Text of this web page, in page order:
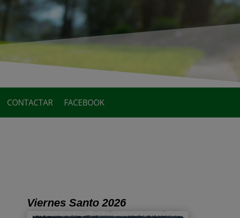
CONTACTAR FACEBOOK
Viernes Santo 2026